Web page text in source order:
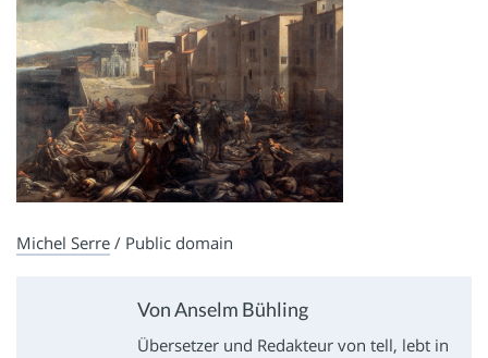
Michel Serre / Public domain
Von Anselm Bühling
Übersetzer und Redakteur von tell, lebt in